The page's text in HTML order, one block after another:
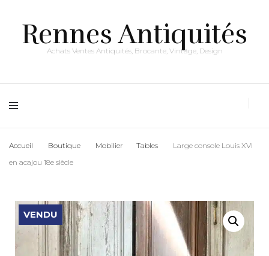
Rennes Antiquités
Achats Ventes Antiquités, Brocante, Vintage, Design
Accueil Boutique Mobilier Tables
Large console Louis XVI
en acajou 18e siècle
VENDU